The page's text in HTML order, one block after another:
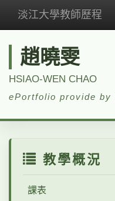
淡江大學教師歷程
趙曉雯
HSIAO-WEN CHAO
ePortfolio provide by
教學概況
課表